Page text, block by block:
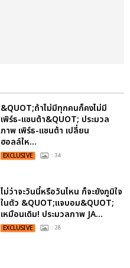
&QUOT;ถ้าไม่มีทุกคนก็คงไม่มี
เพิร์ธ-แซนต้า&QUOT; ประมวล
ภาพ เพิร์ธ-แซนต้า เปลี่ยน
ฮอลล์ให...
EXCLUSIVE : 34
ไม่ว่าจะวันนี้หรือวันไหน ก็จะยังภูมิใจ
ในตัว &QUOT;แจบอม&QUOT;
เหมือนเดิม! ประมวลภาพ JA...
EXCLUSIVE : 28